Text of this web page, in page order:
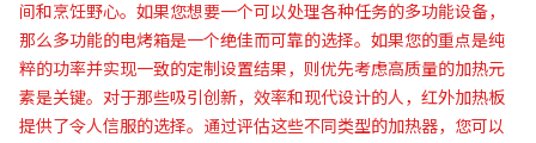
间和烹饪野心。如果您想要一个可以处理各种任务的多功能设备，
那么多功能的电烤箱是一个绝佳而可靠的选择。如果您的重点是纯
粹的功率并实现一致的定制设置结果，则优先考虑高质量的加热元
素是关键。对于那些吸引创新，效率和现代设计的人，红外加热板
提供了令人信服的选择。通过评估这些不同类型的加热器，您可以